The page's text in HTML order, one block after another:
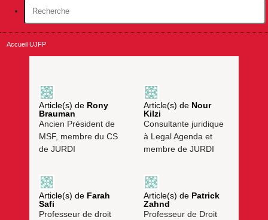
Accueil UJFP
Article(s) de Rony
Brauman
Ancien Président de
MSF, membre du CS
de JURDI
Article(s) de Nour
Kilzi
Consultante juridique
à Legal Agenda et
membre de JURDI
Article(s) de Farah
Safi
Professeur de droit
Article(s) de Patrick
Zahnd
Professeur de Droit